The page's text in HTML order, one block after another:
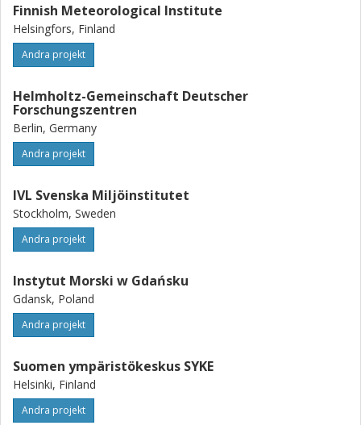
Finnish Meteorological Institute
Helsingfors, Finland
Andra projekt
Helmholtz-Gemeinschaft Deutscher
Forschungszentren
Berlin, Germany
Andra projekt
IVL Svenska Miljöinstitutet
Stockholm, Sweden
Andra projekt
Instytut Morski w Gdańsku
Gdansk, Poland
Andra projekt
Suomen ympäristökeskus SYKE
Helsinki, Finland
Andra projekt